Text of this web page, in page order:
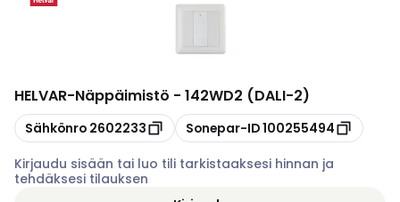
HELVAR-Näppäimistö - 142WD2 (DALI-2)
Kopioi
Sähkönro 2602233 Kopioi
Sonepar-ID100255494
Kirjaudu sisään tai luo tili tarkistaaksesi hinnan ja
tehdäksesi tilauksen